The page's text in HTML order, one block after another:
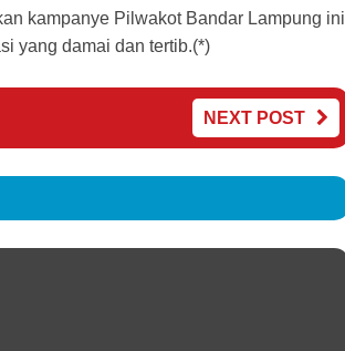
kampanye Pilwakot Bandar Lampung ini
yang damai dan tertib.(*)
NEXT POST